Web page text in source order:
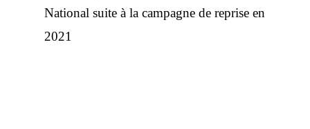
National suite à la campagne de reprise en
2021